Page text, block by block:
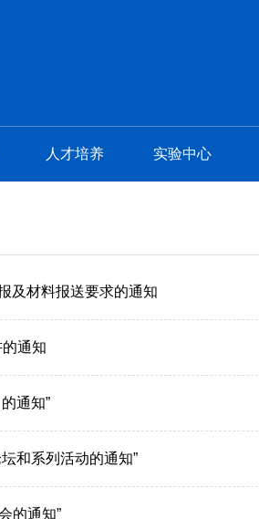
人才培养 实验中心
及材料报送要求的通知
通知
通知”
和系列活动的通知”
的通知”